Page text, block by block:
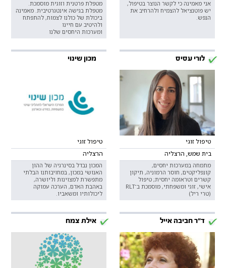
אני מאמינה כי לקשר הנוצר בטיפול,
יש פוטנציאל להצמיח ולהרחיב את
הנפש.
מטפלת פרטנית וזוגית מוסמכת.
מטפלת בגישה אינטגרטיבית. מאמינה
ביכולת של כולנו לצמוח, להתפתח
ולהיטיב עם חיינו
ומערכות היחסים שלנו
לורי עסיס
טיפול זוגי
בית שמש, הרצליה
מתמחה במערכות יחסים,
קונפליקטים, חוסר הרמוניה, תיקון
קשרים וטראומה יחסית; טיפול
אישי, זוגי ומשפחתי, מוסמכת ב־RLT
(טרי ריל)
מכון שינוי
טיפול זוגי
הרצליה
המכון נבדל בסינרגיה של ההון
האנושי במכון, במחויבותנו הבלתי
מתפשרת למצוינות וליושרה,
באהבת האדם, הערכה עמוקה
ליכולותיו ומשאביו.
ד"ר חביבה אייל אילת צמח